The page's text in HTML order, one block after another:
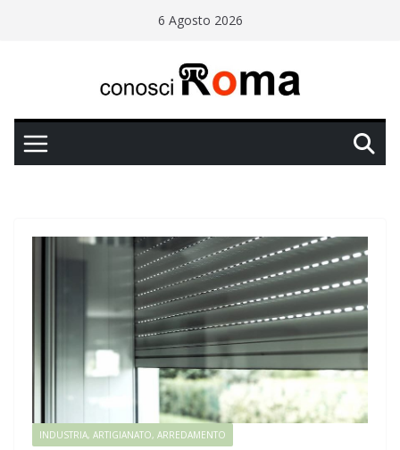
6 Agosto 2026
INDUSTRIA, ARTIGIANATO, ARREDAMENTO